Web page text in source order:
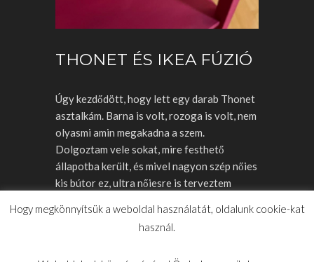
THONET ÉS IKEA FÚZIÓ
Úgy kezdődött, hogy lett egy darab Thonet
asztalkám. Barna is volt, rozoga is volt, nem
olyasmi amin megakadna a szem.
Dolgoztam vele sokat, mire festhető
állapotba került, és mivel nagyon szép nőies
kis bútor ez, ultra nőiesre is terveztem
jött a nagyon
Hogy megkönnyítsük a weboldal használatát, oldalunk cookie-kat
használ.